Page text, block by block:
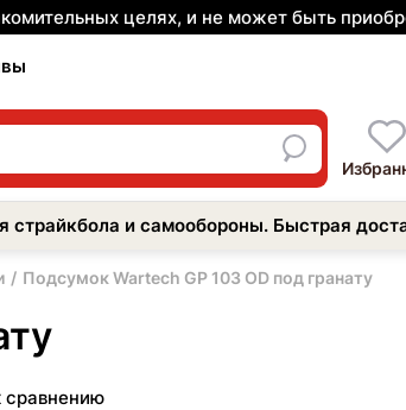
целях, и не может быть
и самообороны. Быстрая
Подсумок Wartech GP 103 OD под гранату
сравнению